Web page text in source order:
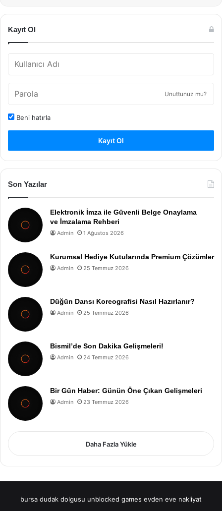
Kayıt Ol
Unuttunuz mu?
Beni hatırla
Kayıt Ol
Son Yazılar
Elektronik İmza ile Güvenli Belge Onaylama
ve İmzalama Rehberi
Admin 1 Ağustos 2026
Kurumsal Hediye Kutularında Premium Çözümler
Admin 25 Temmuz 2026
Düğün Dansı Koreografisi Nasıl Hazırlanır?
Admin 25 Temmuz 2026
Bismil’de Son Dakika Gelişmeleri!
Admin 24 Temmuz 2026
Bir Gün Haber: Günün Öne Çıkan Gelişmeleri
Admin 23 Temmuz 2026
Daha Fazla Yükle
bursa dudak dolgusu unblocked games evden eve nakliyat